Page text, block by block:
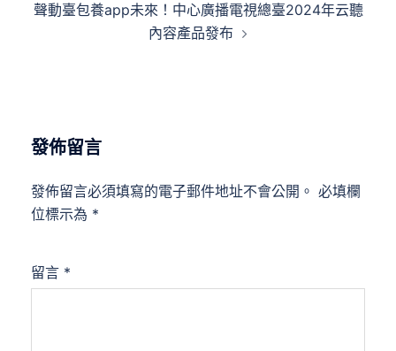
聲動臺包養app未來！中心廣播電視總臺2024年云聽
內容產品發布
發佈留言
發佈留言必須填寫的電子郵件地址不會公開。 必填欄
位標示為 *
留言 *